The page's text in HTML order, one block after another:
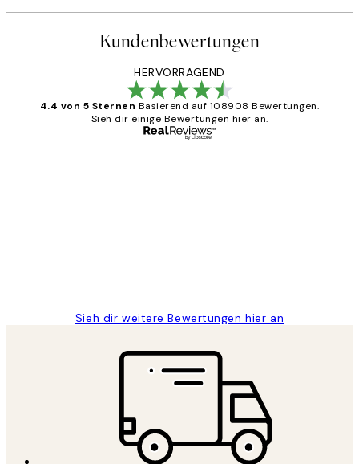
Kundenbewertungen
HERVORRAGEND
4.4 von 5 Sternen Basierend auf 108908 Bewertungen.
Sieh dir einige Bewertungen hier an.
Sieh dir weitere Bewertungen hier an